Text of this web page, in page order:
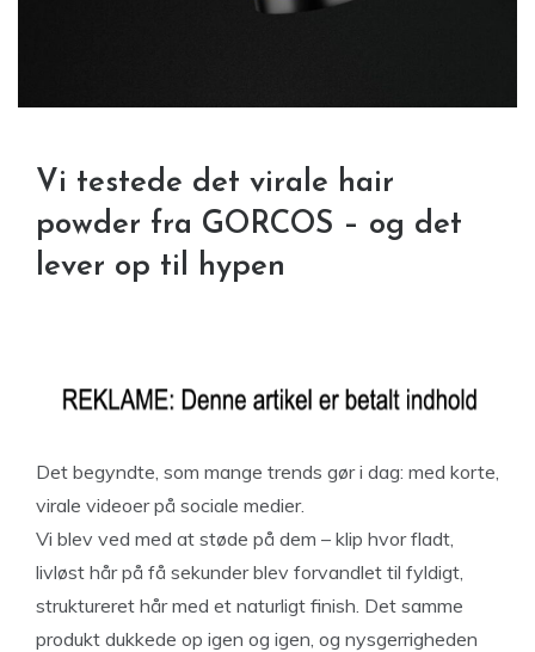
Vi testede det virale hair
powder fra GORCOS – og det
lever op til hypen
Det begyndte, som mange trends gør i dag: med korte,
virale videoer på sociale medier.
Vi blev ved med at støde på dem – klip hvor fladt,
livløst hår på få sekunder blev forvandlet til fyldigt,
struktureret hår med et naturligt finish. Det samme
produkt dukkede op igen og igen, og nysgerrigheden